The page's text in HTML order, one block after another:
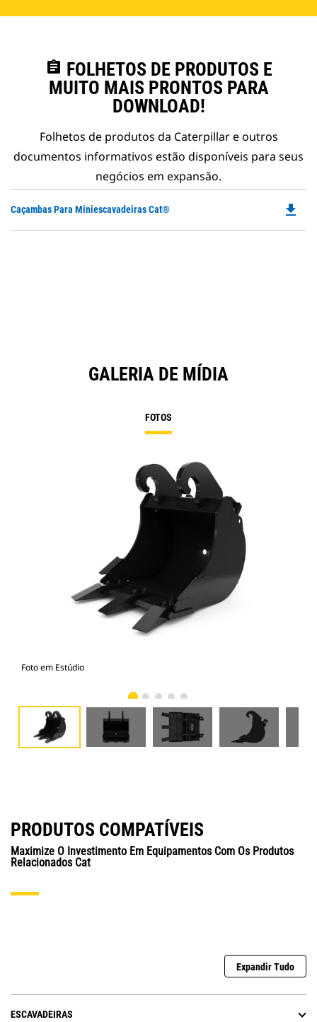
assignment FOLHETOS DE PRODUTOS E
MUITO MAIS PRONTOS PARA
DOWNLOAD!
Folhetos de produtos da Caterpillar e outros
documentos informativos estão disponíveis para seus
negócios em expansão.
Caçambas Para Miniescavadeiras Cat® file_download
GALERIA DE MÍDIA
FOTOS
Foto em Estúdio
PRODUTOS COMPATÍVEIS
Maximize O Investimento Em Equipamentos Com Os Produtos
Relacionados Cat
Expandir Tudo
ESCAVADEIRAS